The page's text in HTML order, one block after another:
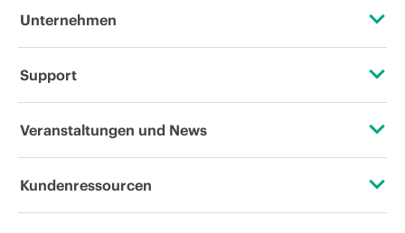
Unternehmen
Über HPE
Unternehmensverantwortung
Support
Operational Support Services
Veranstaltungen und News
Veranstaltungen
Kundenressourcen